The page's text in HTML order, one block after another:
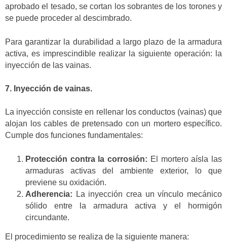
aprobado el tesado, se cortan los sobrantes de los torones y
se puede proceder al descimbrado.
Para garantizar la durabilidad a largo plazo de la armadura
activa, es imprescindible realizar la siguiente operación: la
inyección de las vainas.
7. Inyección de vainas.
La inyección consiste en rellenar los conductos (vainas) que
alojan los cables de pretensado con un mortero específico.
Cumple dos funciones fundamentales:
Protección contra la corrosión: El mortero aísla las
armaduras activas del ambiente exterior, lo que
previene su oxidación.
Adherencia: La inyección crea un vínculo mecánico
sólido entre la armadura activa y el hormigón
circundante.
El procedimiento se realiza de la siguiente manera: